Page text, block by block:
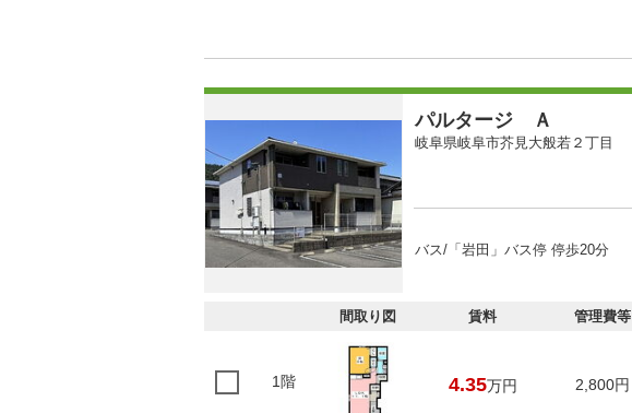
パルタージ Ａ
岐阜県岐阜市芥見大般若２丁目
バス/「岩田」バス停 停歩20分
間取り図 賃料 管理費等
1階 4.35万円 2,800円